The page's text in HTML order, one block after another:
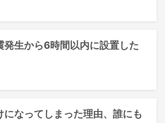
発生から6時間以内に設置した
になってしまった理由、誰にも